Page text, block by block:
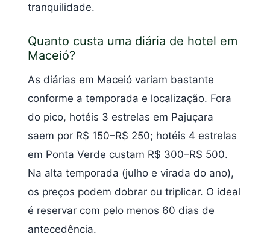
tranquilidade.
Quanto custa uma diária de hotel em
Maceió?
As diárias em Maceió variam bastante
conforme a temporada e localização. Fora
do pico, hotéis 3 estrelas em Pajuçara
saem por R$ 150–R$ 250; hotéis 4 estrelas
em Ponta Verde custam R$ 300–R$ 500.
Na alta temporada (julho e virada do ano),
os preços podem dobrar ou triplicar. O ideal
é reservar com pelo menos 60 dias de
antecedência.